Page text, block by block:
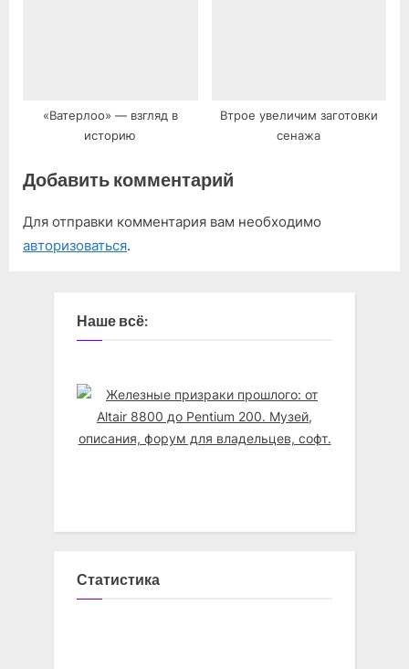
«Ватерлоо» — взгляд в
историю
Втрое увеличим заготовки
сенажа
Добавить комментарий
Для отправки комментария вам необходимо
авторизоваться.
Наше всё:
Статистика